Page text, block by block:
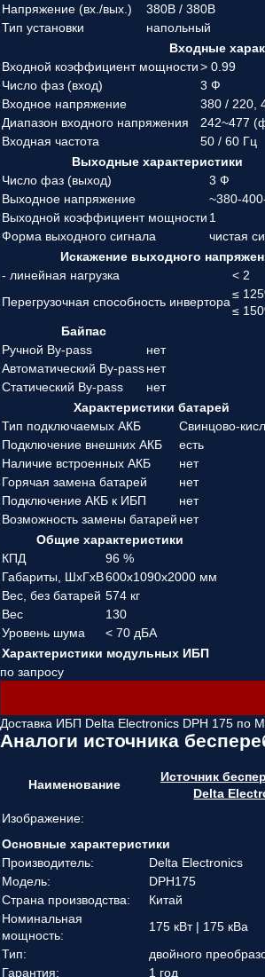
Напряжение (вx./вых.)
380В / 380В
Тип установки
напольный
Входные
Входной коэффициент мощности > 0.99
Число фаз (вход)
3 Ф
Входное напряжение
380 / 220,
Диапазон входного напряжения
242~477
Входная частота
50 / 60 Гц
Выходные характеристики
Число фаз (выход)
3 Ф
Выходное напряжение
~380-
Выходной коэффициент мощности 1
Форма выходного сигнала
чистая
Искажение выходного
- линейная нагрузка
< 2
Перегрузочная способность инвертора
≤
≤
Байпас
Ручной By-pass
нет
Автоматический By-passнет
Статический By-pass
нет
Характеристики батарей
Тип подключаемых АКБ
Свинцово-
Подключение внешних АКБ
есть
Наличие встроенных АКБ
нет
Горячая замена батарей
нет
Подключение АКБ к ИБП
нет
Возможность замены батарей нет
Общие характеристики
КПД
96 %
Габариты, ШхГхВ600x1090x2000 мм
Вес, без батарей 574 кг
Вес
130
Уровень шума
< 70 дБА
Характеристики модульных ИБП
по запросу
Доставка ИБП Delta Electronics DPH 175 по
Аналоги источника
Наименование
Источник
Delta
Изображение:
Основные характеристики
Производитель:
Delta Electronics
Модель:
DPH175
Страна производства:
Китай
Номинальная
мощность:
175 кВт | 175 кВа
Тип:
двойного
Гарантия:
1 год